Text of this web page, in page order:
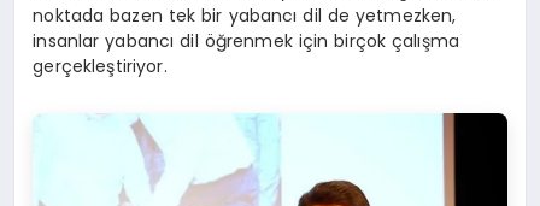
noktada bazen tek bir yabancı dil de yetmezken,
insanlar yabancı dil öğrenmek için birçok çalışma
gerçekleştiriyor.